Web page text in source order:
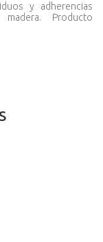
y adherencias
Producto